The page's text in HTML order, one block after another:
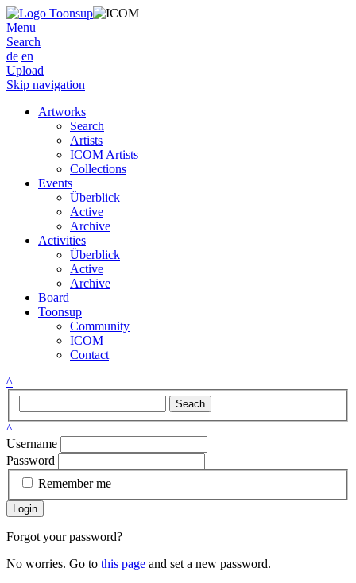
Menu
Search
de en
Upload
Skip navigation
Artworks
Search
Artists
ICOM Artists
Collections
Events
Überblick
Active
Archive
Activities
Überblick
Active
Archive
Board
Toonsup
Community
ICOM
Contact
^
Seach
^
Username
Password
Remember me
Login
Forgot your password?
No worries. Go to this page and set a new password.